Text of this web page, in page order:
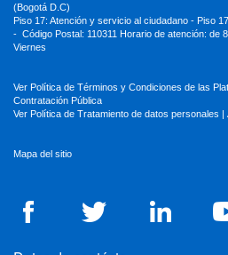
(Bogotá D.C)
Piso 17: Atención y servicio al ciudadano - Piso
- Código Postal: 110311 Horario de atención: de
Viernes
Ver Política de Términos y Condiciones de las
Contratación Pública
Ver Política de Tratamiento de datos personales |
Mapa del sitio